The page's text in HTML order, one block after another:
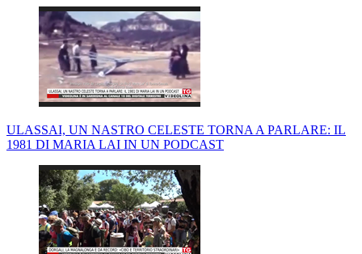
ULASSAI, UN NASTRO CELESTE TORNA A PARLARE: IL
1981 DI MARIA LAI IN UN PODCAST